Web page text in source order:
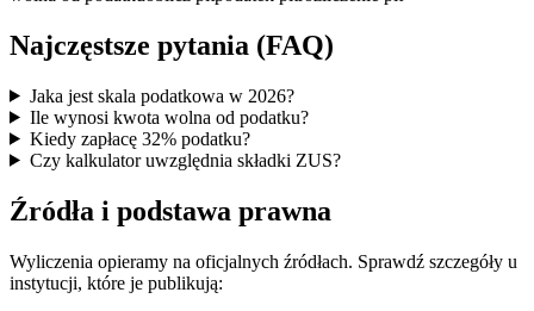
Najczęstsze pytania (FAQ)
Jaka jest skala podatkowa w 2026?
Ile wynosi kwota wolna od podatku?
Kiedy zapłacę 32% podatku?
Czy kalkulator uwzględnia składki ZUS?
Źródła i podstawa prawna
Wyliczenia opieramy na oficjalnych źródłach. Sprawdź szczegóły u
instytucji, które je publikują: